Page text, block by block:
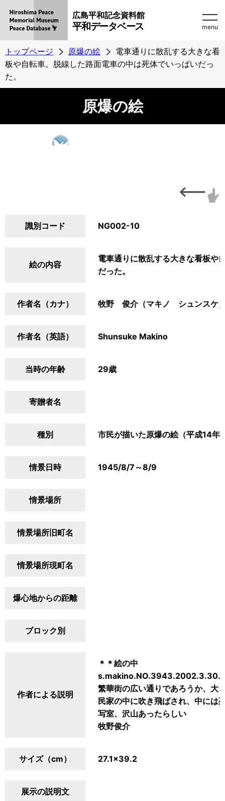
広島平和記念資料館
平和データベース menu
トップページ 原爆の絵
電車通りに散乱する大きな看
板や自転車。脱線した路面電車の中は死体でいっぱいだっ
た。
原爆の絵
識別コード NG002-10
絵の内容
電車通りに散乱する大きな看板や
だった。
作者名（カナ） 牧野 俊介（マキノ シュンスケ
作者名（英語） Shunsuke Makino
当時の年齢 29歳
寄贈者名
種別 市民が描いた原爆の絵（平成14年
情景日時 1945/8/7～8/9
情景場所
情景場所旧町名
情景場所現町名
爆心地からの距離
ブロック別
作者による説明
＊＊絵の中
s.makino.NO.3943.2002.3.30.
繁華街の広い通りであろうか、大
民家の中に吹き飛ばされ、中には
写室、沢山あったらしい
牧野俊介
サイズ（cm） 27.1×39.2
展示の説明文